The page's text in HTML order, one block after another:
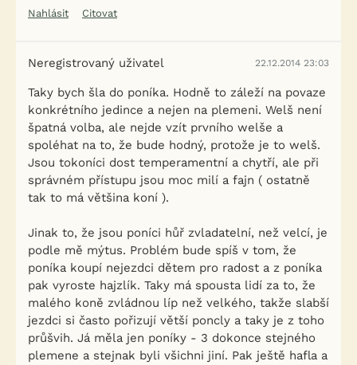
Nahlásit
Citovat
Neregistrovaný uživatel 22.12.2014 23:03
Taky bych šla do poníka. Hodně to záleží na povaze
konkrétního jedince a nejen na plemeni. Welš není
špatná volba, ale nejde vzít prvního welše a
spoléhat na to, že bude hodný, protože je to welš.
Jsou tokoníci dost temperamentní a chytří, ale při
správném přístupu jsou moc milí a fajn ( ostatně
tak to má většina koní ).
Jinak to, že jsou poníci hůř zvladatelní, než velcí, je
podle mě mýtus. Problém bude spíš v tom, že
poníka koupí nejezdci dětem pro radost a z poníka
pak vyroste hajzlík. Taky má spousta lidí za to, že
malého koně zvládnou líp než velkého, takže slabší
jezdci si často pořizují větší poncly a taky je z toho
průšvih. Já měla jen poníky - 3 dokonce stejného
plemene a stejnak byli všichni jiní. Pak ještě hafla a